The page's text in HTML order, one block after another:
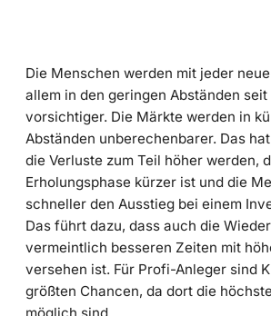
Die Menschen werden mit jeder
allem in den geringen Abständen seit
vorsichtiger. Die Märkte werden in
Abständen unberechenbarer. Das
die Verluste zum Teil höher werden,
Erholungsphase kürzer ist und die
schneller den Ausstieg bei einem
Das führt dazu, dass auch die
vermeintlich besseren Zeiten mit
versehen ist. Für Profi-Anleger sind
größten Chancen, da dort die